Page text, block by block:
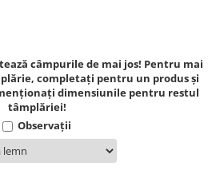
câmpurile de mai jos! Pentru mai
completați pentru un produs și
dimensiunile pentru restul
tâmplăriei!
Observații